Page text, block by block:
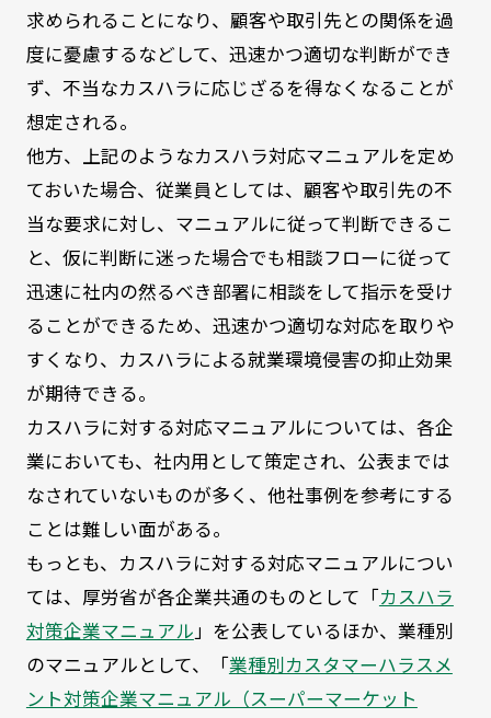
求められることになり、顧客や取引先との関係を過
度に憂慮するなどして、迅速かつ適切な判断ができ
ず、不当なカスハラに応じざるを得なくなることが
想定される。
他方、上記のようなカスハラ対応マニュアルを定め
ておいた場合、従業員としては、顧客や取引先の不
当な要求に対し、マニュアルに従って判断できるこ
と、仮に判断に迷った場合でも相談フローに従って
迅速に社内の然るべき部署に相談をして指示を受け
ることができるため、迅速かつ適切な対応を取りや
すくなり、カスハラによる就業環境侵害の抑止効果
が期待できる。
カスハラに対する対応マニュアルについては、各企
業においても、社内用として策定され、公表までは
なされていないものが多く、他社事例を参考にする
ことは難しい面がある。
もっとも、カスハラに対する対応マニュアルについ
ては、厚労省が各企業共通のものとして「カスハラ
対策企業マニュアル」を公表しているほか、業種別
のマニュアルとして、「業種別カスタマーハラスメ
ント対策企業マニュアル（スーパーマーケット